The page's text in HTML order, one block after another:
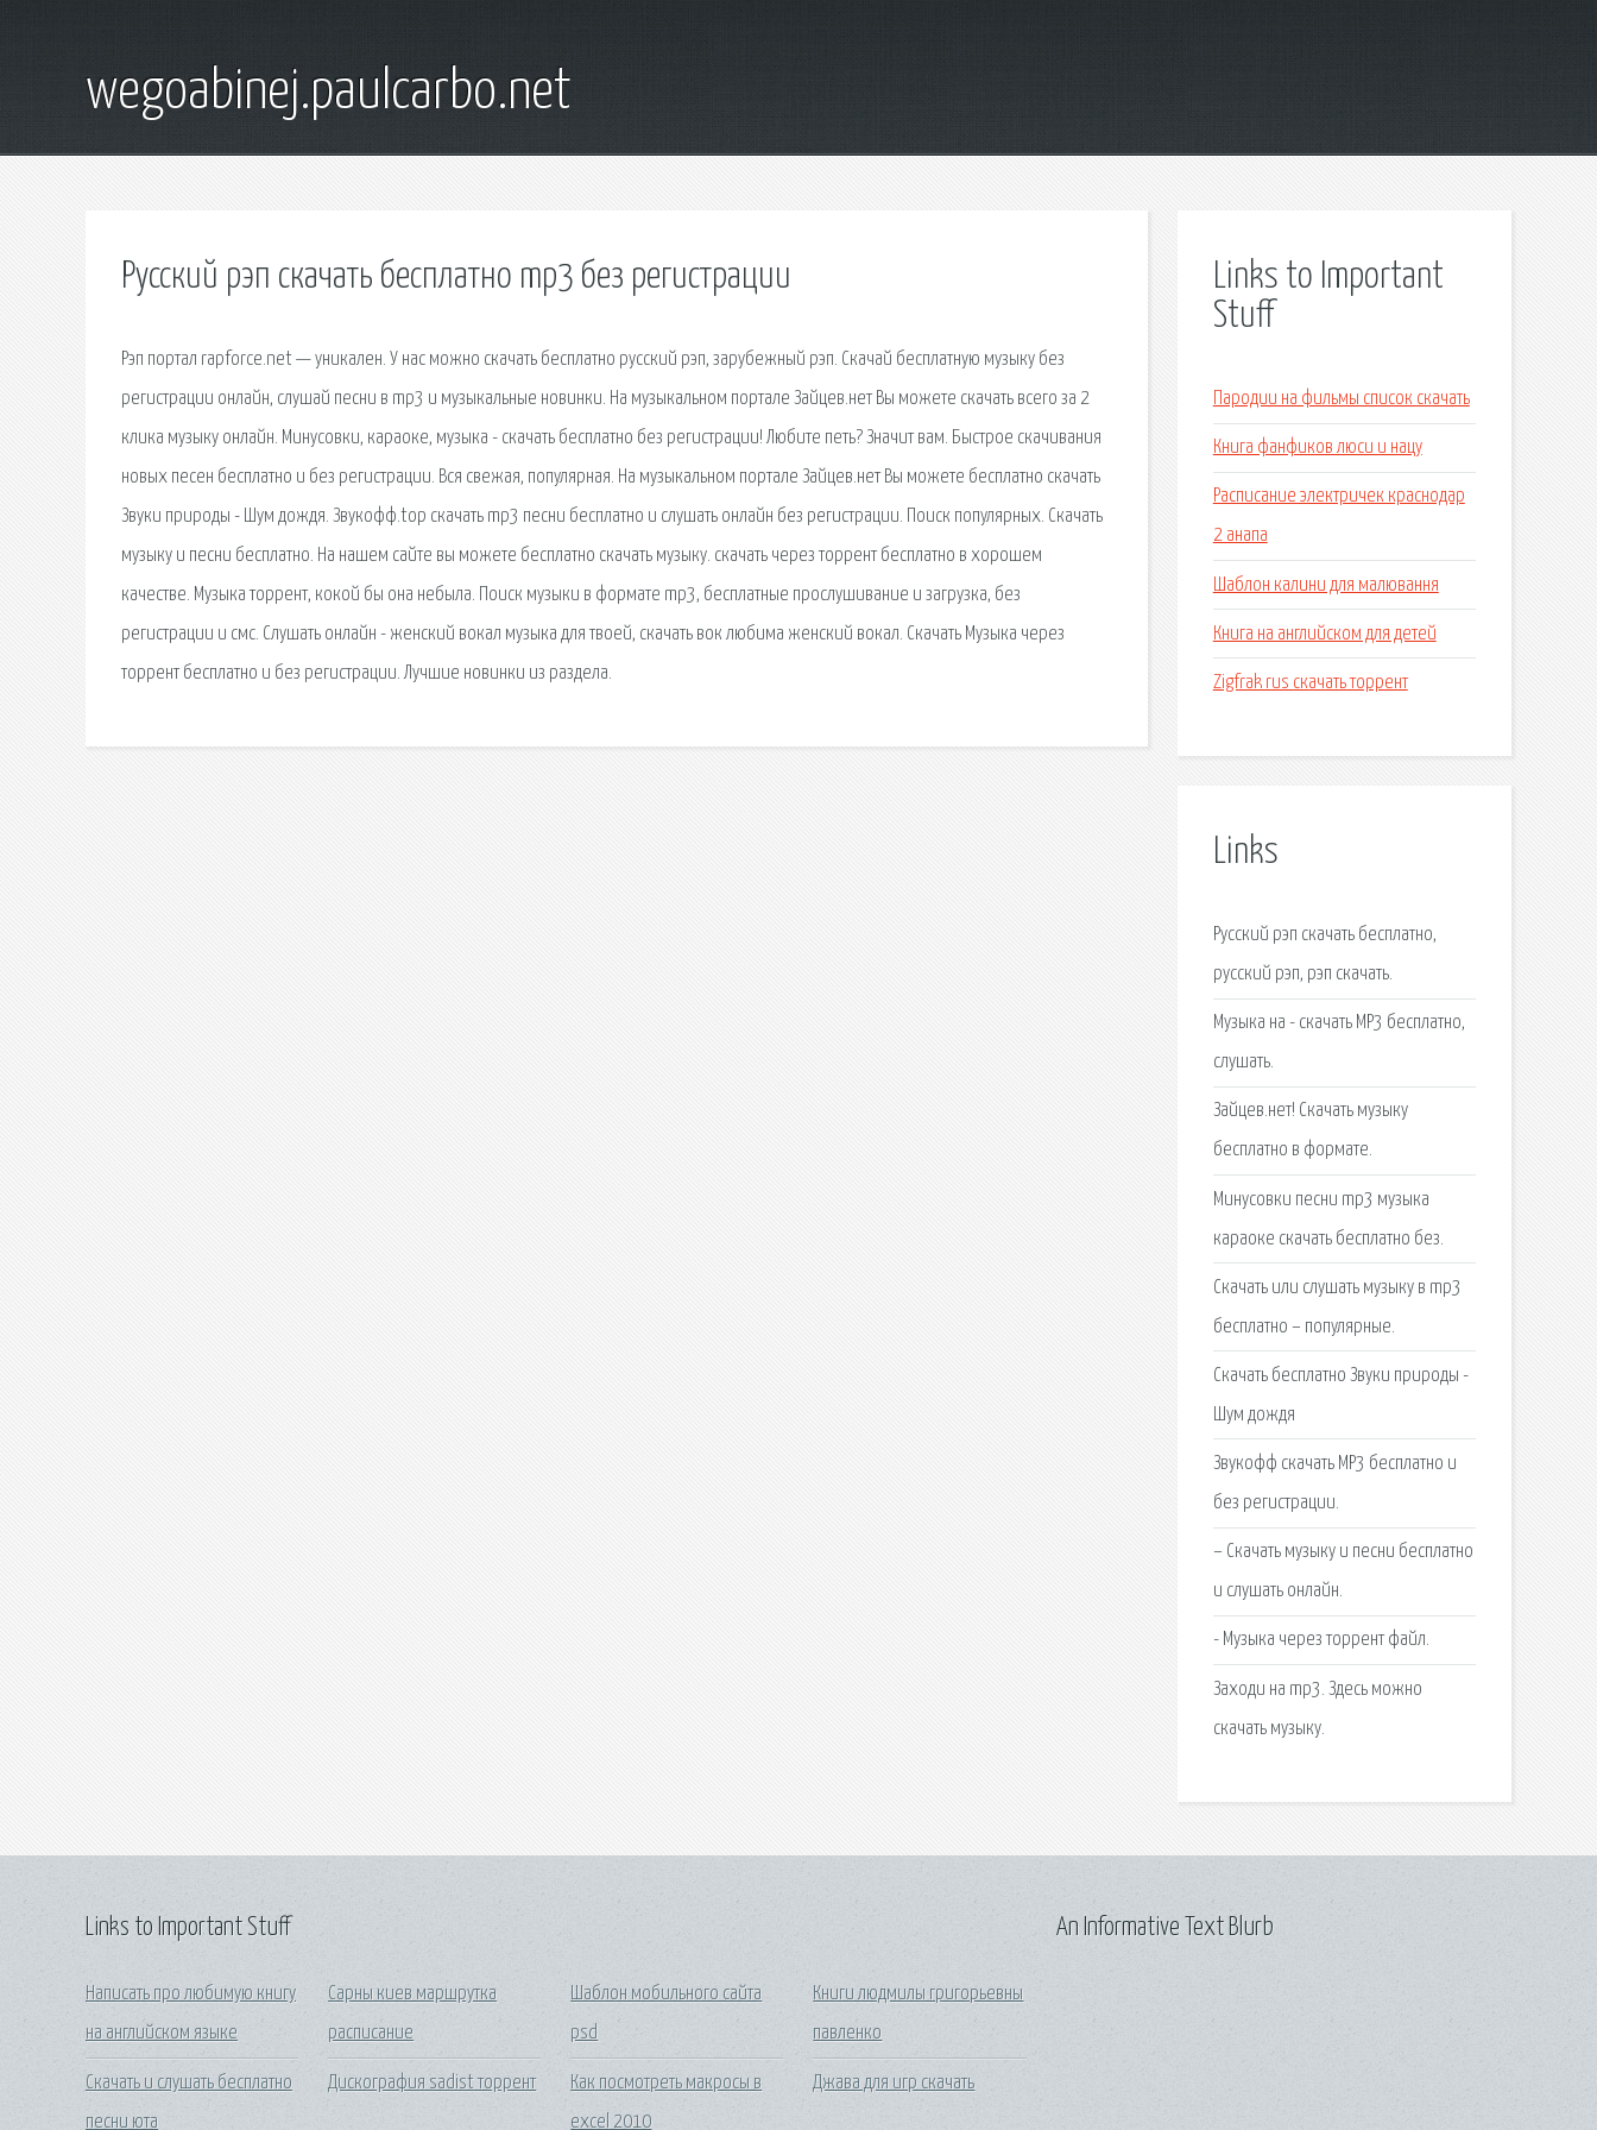
wegoabinej.paulcarbo.net
Русский рэп скачать бесплатно mp3 без регистрации
Рэп портал rapforce.net — уникален. У нас можно скачать бесплатно русский рэп, зарубежный рэп. Скачай бесплатную музыку без
регистрации онлайн, слушай песни в mp3 и музыкальные новинки. На музыкальном портале Зайцев.нет Вы можете скачать всего за 2
клика музыку онлайн. Минусовки, караоке, музыка - скачать бесплатно без регистрации! Любите петь? Значит вам. Быстрое скачивания
новых песен бесплатно и без регистрации. Вся свежая, популярная. На музыкальном портале Зайцев.нет Вы можете бесплатно скачать
Звуки природы - Шум дождя. Звукофф.top скачать mp3 песни бесплатно и слушать онлайн без регистрации. Поиск популярных. Скачать
музыку и песни бесплатно. На нашем сайте вы можете бесплатно скачать музыку. скачать через торрент бесплатно в хорошем
качестве. Музыка торрент, кокой бы она небыла. Поиск музыки в формате mp3, бесплатные прослушивание и загрузка, без
регистрации и смс. Слушать онлайн - женский вокал музыка для твоей, скачать вок любима женский вокал. Скачать Музыка через
торрент бесплатно и без регистрации. Лучшие новинки из раздела.
Links to Important
Stuff
Пародии на фильмы список скачать
Книга фанфиков люси и нацу
Расписание электричек краснодар
2 анапа
Шаблон калини для малювання
Книга на английском для детей
Zigfrak rus скачать торрент
Links
Русский рэп скачать бесплатно,
русский рэп, рэп скачать.
Музыка на - скачать MP3 бесплатно,
слушать.
Зайцев.нет! Скачать музыку
бесплатно в формате.
Минусовки песни mp3 музыка
караоке скачать бесплатно без.
Скачать или слушать музыку в mp3
бесплатно – популярные.
Скачать бесплатно Звуки природы -
Шум дождя
Звукофф скачать MP3 бесплатно и
без регистрации.
– Скачать музыку и песни бесплатно
и слушать онлайн.
- Музыка через торрент файл.
Заходи на mp3. Здесь можно
cкачать музыку.
Links to Important Stuff
Написать про любимую книгу
на английском языке
Скачать и слушать бесплатно
песни юта
Сарны киев маршрутка
расписание
Дискография sadist торрент
Шаблон мобильного сайта
psd
Как посмотреть макросы в
excel 2010
Книги людмилы григорьевны
павленко
Джава для игр скачать
An Informative Text Blurb